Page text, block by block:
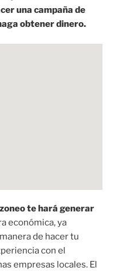
una campaña de
obtener dinero.
te hará generar
económica, ya
de hacer tu
con el
empresas locales. El